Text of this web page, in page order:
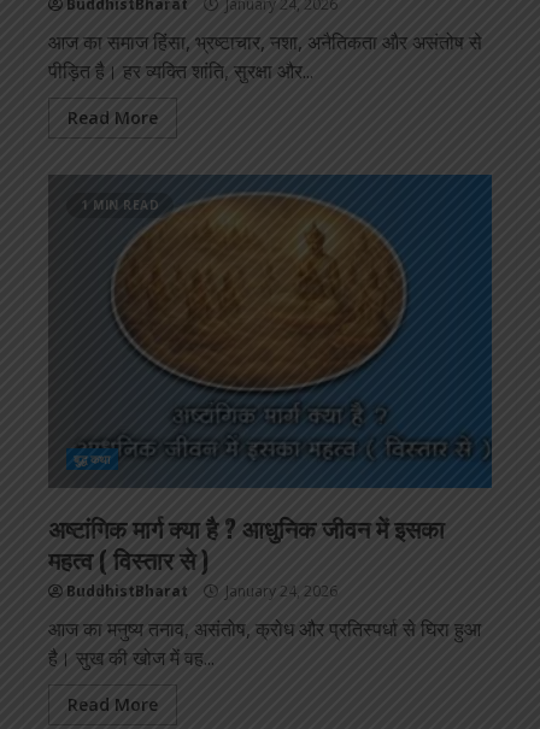
BuddhistBharat January 24, 2026
आज का समाज हिंसा, भ्रष्टाचार, नशा, अनैतिकता और असंतोष से
पीड़ित है। हर व्यक्ति शांति, सुरक्षा और...
Read More
1 MIN READ
बुद्ध कथा
अष्टांगिक मार्ग क्या है ? आधुनिक जीवन में इसका
महत्व ( विस्तार से )
BuddhistBharat January 24, 2026
आज का मनुष्य तनाव, असंतोष, क्रोध और प्रतिस्पर्धा से घिरा हुआ
है। सुख की खोज में वह...
Read More